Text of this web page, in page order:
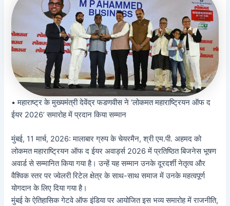
• महाराष्ट्र के मुख्यमंत्री देवेंद्र फडणवीस ने ‘लोकमत महाराष्ट्रियन ऑफ द
ईयर 2026’ समारोह में प्रदान किया सम्मान
मुंबई, 11 मार्च, 2026: मालाबार ग्रुप के चेयरमैन, श्री एम.पी. अहमद को
लोकमत महाराष्ट्रियन ऑफ द ईयर अवार्ड्स 2026 में प्रतिष्ठित बिजनेस भूषण
अवार्ड से सम्मानित किया गया है। उन्हें यह सम्मान उनके दूरदर्शी नेतृत्व और
वैश्विक स्तर पर ज्वेलरी रिटेल क्षेत्र के साथ-साथ समाज में उनके महत्वपूर्ण
योगदान के लिए दिया गया है।
मुंबई के ऐतिहासिक गेटवे ऑफ इंडिया पर आयोजित इस भव्य समारोह में राजनीति,